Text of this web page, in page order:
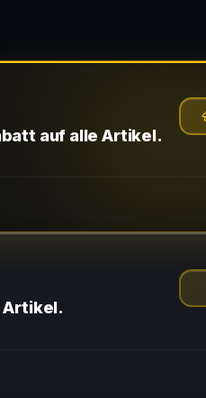
auf alle Artikel.
Artikel.